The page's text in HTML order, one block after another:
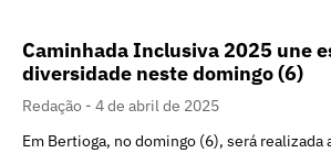
Caminhada Inclusiva 2025 une
diversidade neste domingo (6)
Redação
4 de abril de 2025
Em Bertioga, no domingo (6), será realizada